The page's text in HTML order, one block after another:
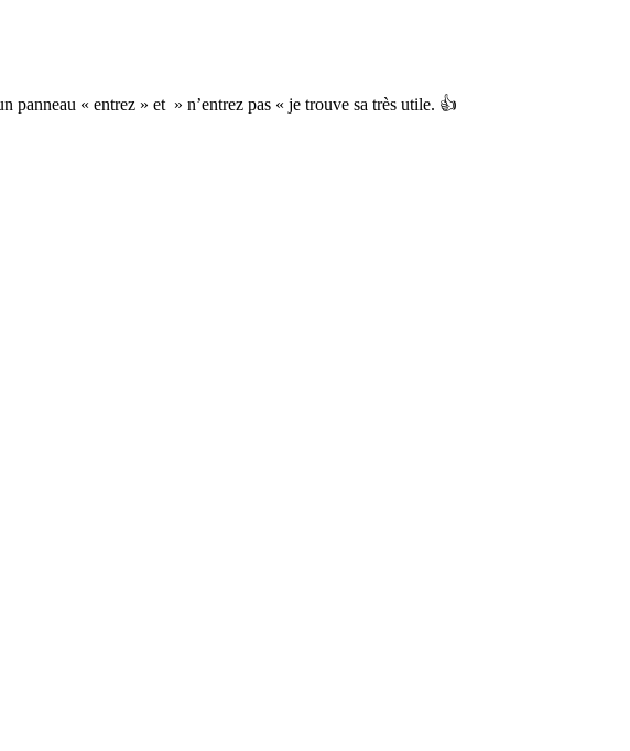
panneau « entrez » et » n’entrez pas « je trouve sa très utile. 👍